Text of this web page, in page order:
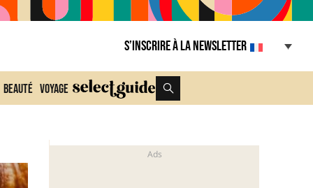
S’inscrire à la Newsletter
Beauté Voyage